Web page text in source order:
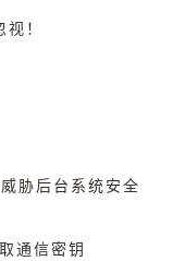
！
胁后台系统安全
通信密钥